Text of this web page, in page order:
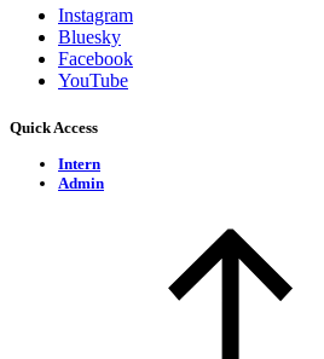
Instagram
Bluesky
Facebook
YouTube
Quick Access
Intern
Admin